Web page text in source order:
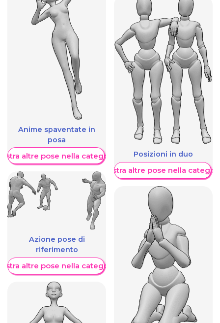
Anime spaventate in
posa
altre pose nella categoria
Azione pose di
riferimento
altre pose nella categoria
Posizioni in duo
Mostra altre pose nella